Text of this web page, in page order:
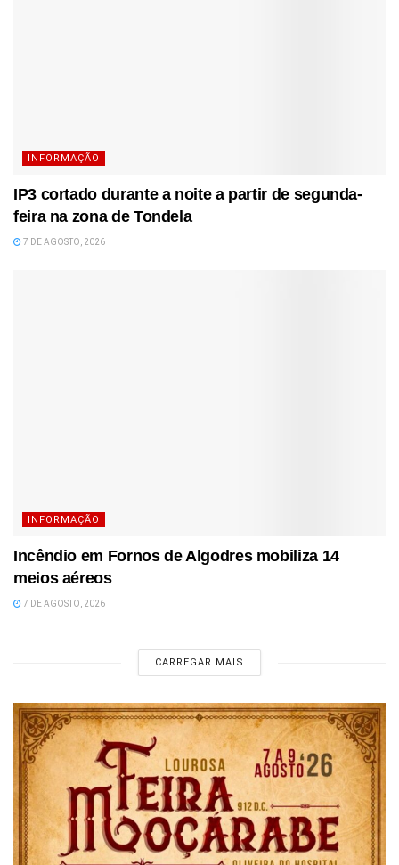
INFORMAÇÃO
IP3 cortado durante a noite a partir de segunda-
feira na zona de Tondela
7 DE AGOSTO, 2026
INFORMAÇÃO
Incêndio em Fornos de Algodres mobiliza 14
meios aéreos
7 DE AGOSTO, 2026
CARREGAR MAIS